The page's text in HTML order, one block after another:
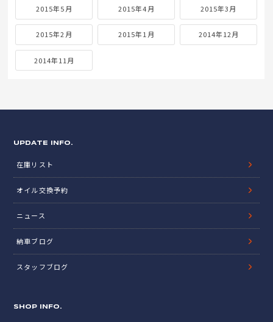
2015年5月 2015年4月 2015年3月
2015年2月 2015年1月 2014年12月
2014年11月
UPDATE INFO.
在庫リスト
オイル交換予約
ニュース
納車ブログ
スタッフブログ
SHOP INFO.